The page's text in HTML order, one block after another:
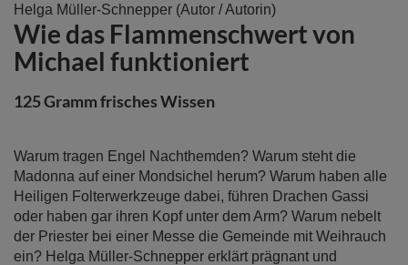
Helga Müller-Schnepper (Autor / Autorin)
Wie das Flammenschwert von
Michael funktioniert
125 Gramm frisches Wissen
Warum tragen Engel Nachthemden? Warum steht die
Madonna auf einer Mondsichel herum? Warum haben alle
Heiligen Folterwerkzeuge dabei, führen Drachen Gassi
oder haben gar ihren Kopf unter dem Arm? Warum nebelt
der Priester bei einer Messe die Gemeinde mit Weihrauch
ein? Helga Müller-Schnepper erklärt prägnant und
Zum
Anfang
der
Bildergalerie